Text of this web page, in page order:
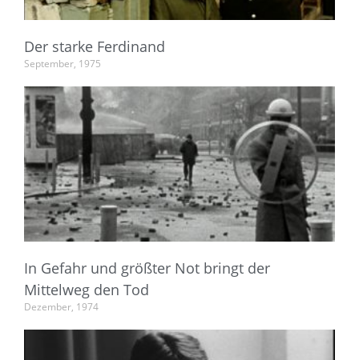
Der starke Ferdinand
September, 1975
In Gefahr und größter Not bringt der
Mittelweg den Tod
Dezember, 1974